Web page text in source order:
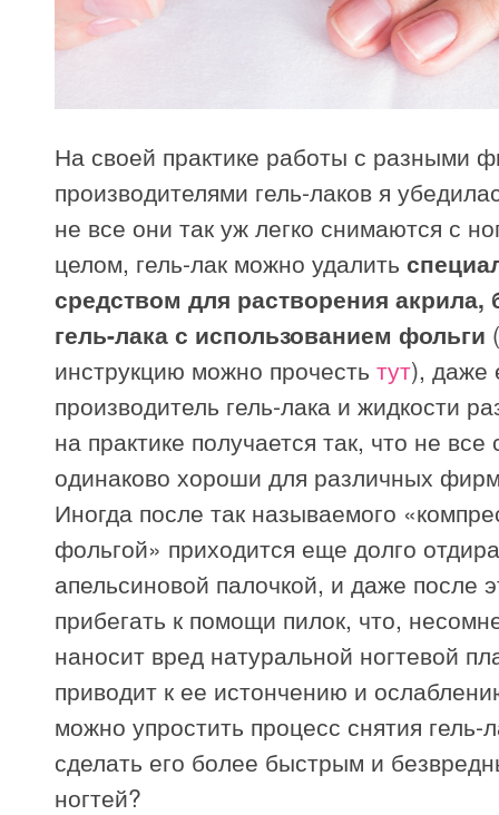
На своей практике работы с разными
производителями гель-лаков я
не все они так уж легко снимаются с
целом, гель-лак можно удалить
средством для растворения акрила,
гель-лака с использованием фольги
инструкцию можно прочесть тут), даже
производитель гель-лака и жидкости
на практике получается так, что не все
одинаково хороши для различных
Иногда после так называемого
фольгой» приходится еще долго
апельсиновой палочкой, и даже после
прибегать к помощи пилок, что,
наносит вред натуральной ногтевой
приводит к ее истончению и
можно упростить процесс снятия гель-
сделать его более быстрым и
ногтей?